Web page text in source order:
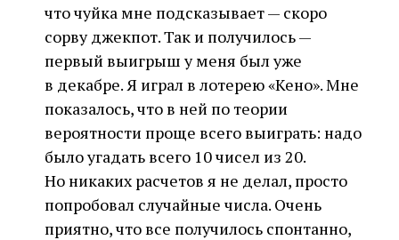
что чуйка мне подсказывает — скоро
сорву джекпот. Так и получилось —
первый выигрыш у меня был уже
в декабре. Я играл в лотерею «Кено». Мне
показалось, что в ней по теории
вероятности проще всего выиграть: надо
было угадать всего 10 чисел из 20.
Но никаких расчетов я не делал, просто
попробовал случайные числа. Очень
приятно, что все получилось спонтанно,